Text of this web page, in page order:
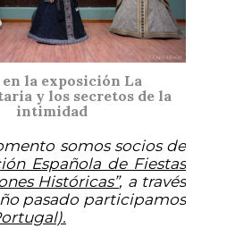
en la exposición La
y los secretos de la
intimidad
somos socios de
Española de Fiestas
Históricas”, a través
pasado participamos